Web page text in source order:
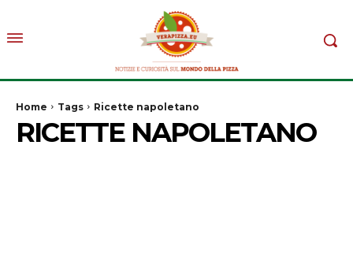
Home Tags Ricette napoletano
RICETTE NAPOLETANO